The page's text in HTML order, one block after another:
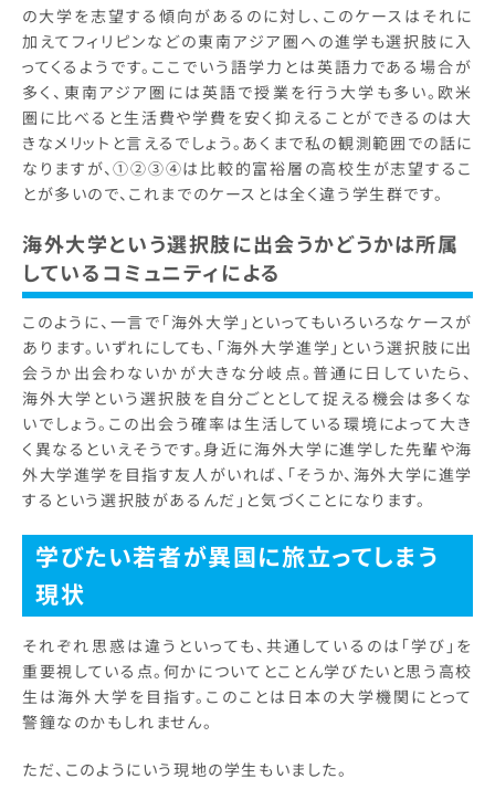
の大学を志望する傾向があるのに対し、このケースはそれに
加えてフィリピンなどの東南アジア圏への進学も選択肢に入
ってくるようです。ここでいう語学力とは英語力である場合が
多く、東南アジア圏には英語で授業を行う大学も多い。欧米
圏に比べると生活費や学費を安く抑えることができるのは大
きなメリットと言えるでしょう。あくまで私の観測範囲での話に
なりますが、①②③④は比較的富裕層の高校生が志望するこ
とが多いので、これまでのケースとは全く違う学生群です。
海外大学という選択肢に出会うかどうかは所属
しているコミュニティによる
このように、一言で「海外大学」といってもいろいろなケースが
あります。いずれにしても、「海外大学進学」という選択肢に出
会うか出会わないかが大きな分岐点。普通に日していたら、
海外大学という選択肢を自分ごととして捉える機会は多くな
いでしょう。この出会う確率は生活している環境によって大き
く異なるといえそうです。身近に海外大学に進学した先輩や海
外大学進学を目指す友人がいれば、「そうか、海外大学に進学
するという選択肢があるんだ」と気づくことになります。
学びたい若者が異国に旅立ってしまう
現状
それぞれ思惑は違うといっても、共通しているのは「学び」を
重要視している点。何かについてとことん学びたいと思う高校
生は海外大学を目指す。このことは日本の大学機関にとって
警鐘なのかもしれません。
ただ、このようにいう現地の学生もいました。